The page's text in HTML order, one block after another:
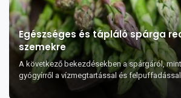
Egészséges és tápláló spárga
szemekre
A következő bekezdésekben a spárgáról,
gyógyírről a vízmegtartással és
beszélni. Bónuszként pedig van egy íz...